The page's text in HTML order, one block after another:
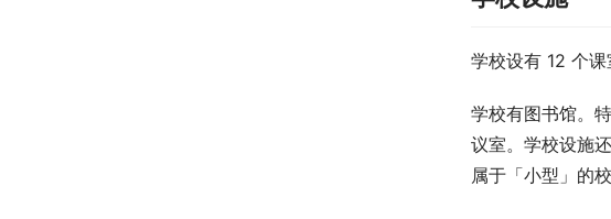
学校设有 12 个
学校有图书馆。
议室。学校设施
属于「小型」的